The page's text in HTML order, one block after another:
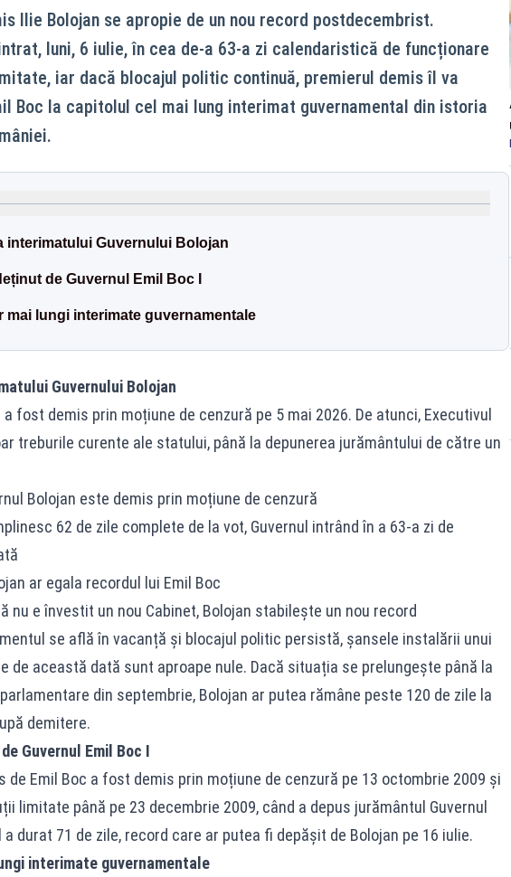
Ilie Bolojan se apropie de un nou record postdecembrist.
luni, 6 iulie, în cea de-a 63-a zi calendaristică de funcționare
iar dacă blocajul politic continuă, premierul demis îl va
Boc la capitolul cel mai lung interimat guvernamental din istoria
interimatului Guvernului Bolojan
de Guvernul Emil Boc I
mai lungi interimate guvernamentale
Guvernului Bolojan
fost demis prin moțiune de cenzură pe 5 mai 2026. De atunci, Executivul
treburile curente ale statului, până la depunerea jurământului de către un
Bolojan este demis prin moțiune de cenzură
62 de zile complete de la vot, Guvernul intrând în a 63-a zi de
ar egala recordul lui Emil Boc
nu e învestit un nou Cabinet, Bolojan stabilește un nou record
se află în vacanță și blocajul politic persistă, șansele instalării unui
de această dată sunt aproape nule. Dacă situația se prelungește până la
din septembrie, Bolojan ar putea rămâne peste 120 de zile la
demitere.
Guvernul Emil Boc I
de Emil Boc a fost demis prin moțiune de cenzură pe 13 octombrie 2009 și
limitate până pe 23 decembrie 2009, când a depus jurământul Guvernul
durat 71 de zile, record care ar putea fi depășit de Bolojan pe 16 iulie.
interimate guvernamentale